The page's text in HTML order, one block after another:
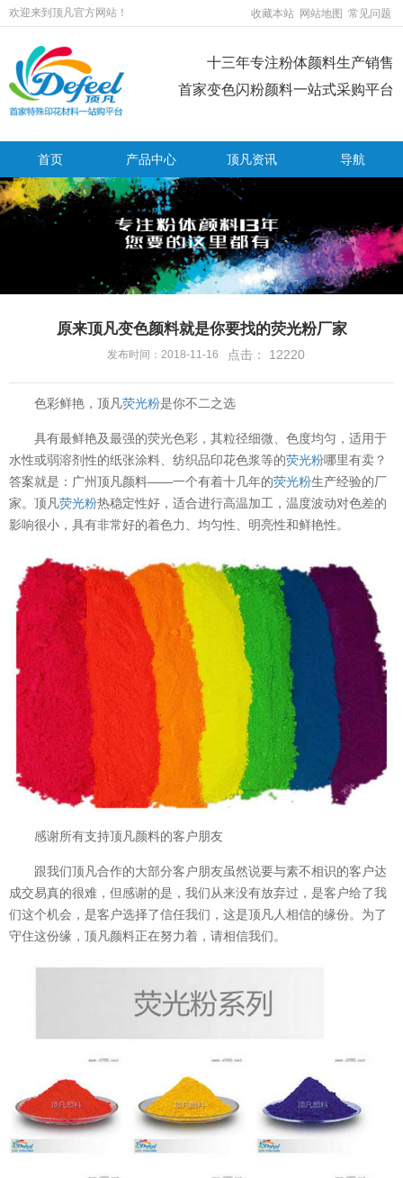
欢迎来到顶凡官方网站！ 收藏本站 网站地图 常见问题
十三年专注粉体颜料生产销售
首家变色闪粉颜料一站式采购平台
首页 产品中心 顶凡资讯 导航
原来顶凡变色颜料就是你要找的荧光粉厂家
发布时间：2018-11-16 点击： 12220
色彩鲜艳，顶凡荧光粉是你不二之选
具有最鲜艳及最强的荧光色彩，其粒径细微、色度均匀，适用于
水性或弱溶剂性的纸张涂料、纺织品印花色浆等的荧光粉哪里有卖？
答案就是：广州顶凡颜料——一个有着十几年的荧光粉生产经验的厂
家。顶凡荧光粉热稳定性好，适合进行高温加工，温度波动对色差的
影响很小，具有非常好的着色力、均匀性、明亮性和鲜艳性。
感谢所有支持顶凡颜料的客户朋友
跟我们顶凡合作的大部分客户朋友虽然说要与素不相识的客户达
成交易真的很难，但感谢的是，我们从来没有放弃过，是客户给了我
们这个机会，是客户选择了信任我们，这是顶凡人相信的缘份。为了
守住这份缘，顶凡颜料正在努力着，请相信我们。